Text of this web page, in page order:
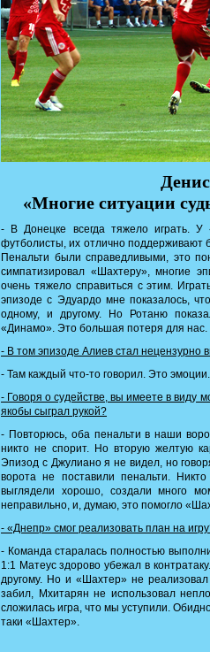
«Многие ситуации
- В Донецке всегда тяжело играть.
футболисты, их отлично поддерживают
Пенальти были справедливыми, это
симпатизировал «Шахтеру», многие
очень тяжело справиться с этим.
эпизоде с Эдуардо мне показалось,
одному, и другому. Но Ротаню
«Динамо». Это большая потеря для нас.
- В том эпизоде Алиев стал нецензурно
- Там каждый что-то говорил. Это эмоции.
- Говоря о судействе, вы имеете в виду
якобы сыграл рукой?
- Повторюсь, оба пенальти в наши
никто не спорит. Но вторую желтую
Эпизод с Джулиано я не видел, но
ворота не поставили пенальти.
выглядели хорошо, создали много
неправильно, и, думаю, это помогло
- «Днепр» смог реализовать план на
- Команда старалась полностью
1:1 Матеус здорово убежал в
другому. Но и «Шахтер» не
забил, Мхитарян не использовал
сложилась игра, что мы уступили.
таки «Шахтер».